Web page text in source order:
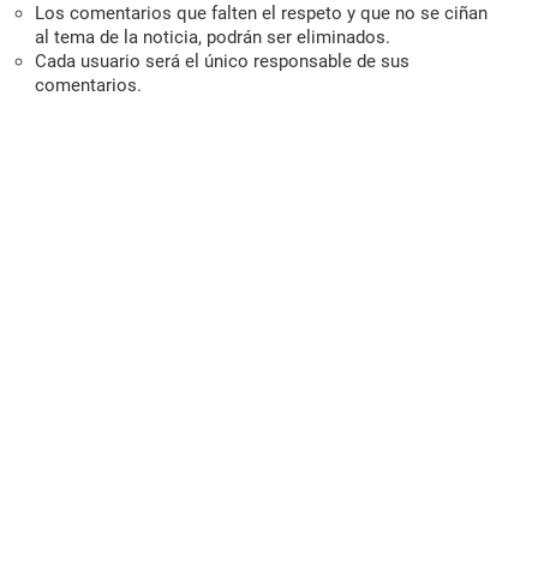
Los comentarios que falten el respeto y que no se ciñan
al tema de la noticia, podrán ser eliminados.
Cada usuario será el único responsable de sus
comentarios.